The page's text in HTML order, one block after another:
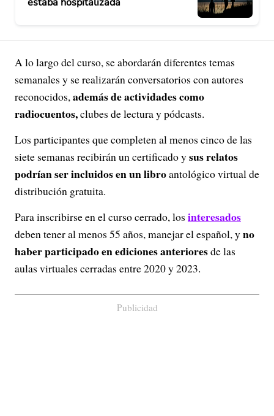
A lo largo del curso, se abordarán diferentes temas
semanales y se realizarán conversatorios con autores
reconocidos,además de actividades como
radiocuentos,clubes de lectura y pódcasts.
Los participantes que completen al menos cinco de las
siete semanas recibirán un certificado ysus relatos
podrían ser incluidos en un libroantológico virtual de
distribución gratuita.
Para inscribirse en el curso cerrado, los interesados
deben tener al menos 55 años, manejar el español, yno
haber participado en ediciones anterioresde las
aulas virtuales cerradas entre 2020 y 2023.
Publicidad